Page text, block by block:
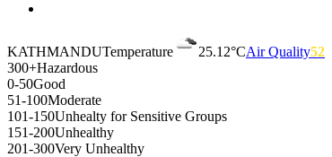
KATHMANDUTemperature 25.12°CAir Quality52
300+Hazardous
0-50Good
51-100Moderate
101-150Unhealty for Sensitive Groups
151-200Unhealthy
201-300Very Unhealthy